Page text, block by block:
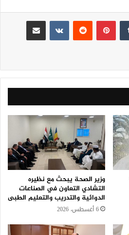
بينتيريست
وزير الصحة يبحث مع نظيره
التشادي التعاون في الصناعات
الدوائية والتدريب والتعليم الطبى
6 أغسطس، 2026